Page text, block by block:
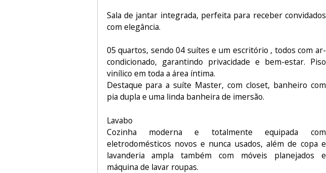
Sala de jantar integrada, perfeita para receber convidados
com elegância.
05 quartos, sendo 04 suítes e um escritório , todos com ar-
condicionado, garantindo privacidade e bem-estar. Piso
vinílico em toda a área íntima.
Destaque para a suíte Master, com closet, banheiro com
pia dupla e uma linda banheira de imersão.
Lavabo
Cozinha moderna e totalmente equipada com
eletrodomésticos novos e nunca usados, além de copa e
lavanderia ampla também com móveis planejados e
máquina de lavar roupas.